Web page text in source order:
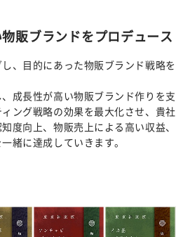
物販ブランドをプロデュース
、目的にあった物販ブランド戦略を
成長性が高い物販ブランド作りを支
ング戦略の効果を最大化させ、貴社
度向上、物販売上による高い収益、
緒に達成していきます。